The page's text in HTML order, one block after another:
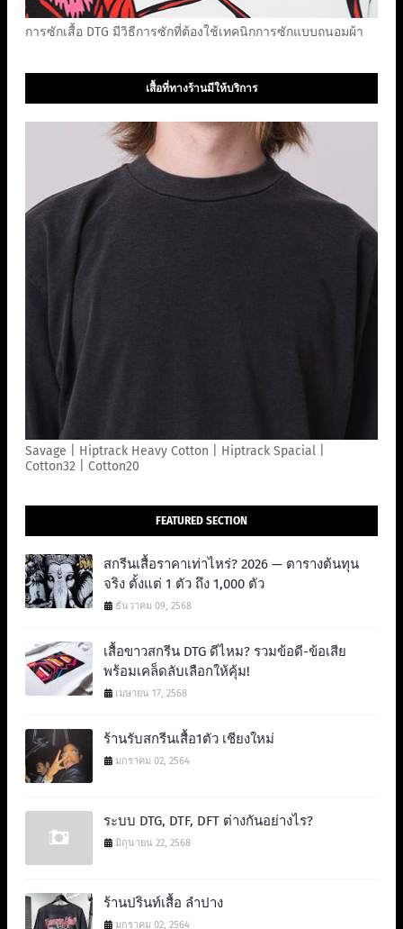
การซักเสื้อ DTG มีวิธีการซักที่ต้องใช้เทคนิกการซักแบบถนอมผ้า
เสื้อที่ทางร้านมีให้บริการ
Savage | Hiptrack Heavy Cotton | Hiptrack Spacial |
Cotton32 | Cotton20
FEATURED SECTION
สกรีนเสื้อราคาเท่าไหร่? 2026 — ตารางต้นทุน
จริง ตั้งแต่ 1 ตัว ถึง 1,000 ตัว
ธันวาคม 09, 2568
เสื้อขาวสกรีน DTG ดีไหม? รวมข้อดี-ข้อเสีย
พร้อมเคล็ดลับเลือกให้คุ้ม!
เมษายน 17, 2568
ร้านรับสกรีนเสื้อ1ตัว เชียงใหม่
มกราคม 02, 2564
ระบบ DTG, DTF, DFT ต่างกันอย่างไร?
มิถุนายน 22, 2568
ร้านปรินท์เสื้อ ลำปาง
มกราคม 02, 2564